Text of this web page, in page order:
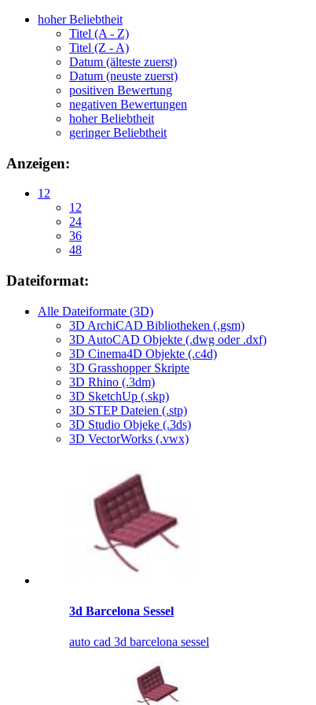
hoher Beliebtheit
Titel (A - Z)
Titel (Z - A)
Datum (älteste zuerst)
Datum (neuste zuerst)
positiven Bewertung
negativen Bewertungen
hoher Beliebtheit
geringer Beliebtheit
Anzeigen:
12
12
24
36
48
Dateiformat:
Alle Dateiformate (3D)
3D ArchiCAD Bibliotheken (.gsm)
3D AutoCAD Objekte (.dwg oder .dxf)
3D Cinema4D Objekte (.c4d)
3D Grasshopper Skripte
3D Rhino (.3dm)
3D SketchUp (.skp)
3D STEP Dateien (.stp)
3D Studio Objeke (.3ds)
3D VectorWorks (.vwx)
3d Barcelona Sessel
auto cad 3d barcelona sessel